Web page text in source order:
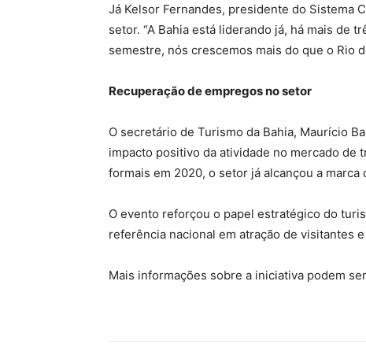
Já Kelsor Fernandes, presidente do Sistema
setor. “A Bahia está liderando já, há mais de
semestre, nós crescemos mais do que o Rio
Recuperação de empregos no setor
O secretário de Turismo da Bahia, Maurício
impacto positivo da atividade no mercado de
formais em 2020, o setor já alcançou a
O evento reforçou o papel estratégico do
referência nacional em atração de visitantes
Mais informações sobre a iniciativa podem